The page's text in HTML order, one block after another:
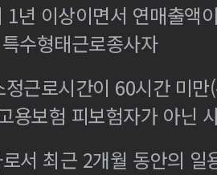
1년 이상이면서 연매출액
수형태근로종사자
근로시간이 60시간 미
용보험 피보험자가 아닌
서 최근 2개월 동안의 일